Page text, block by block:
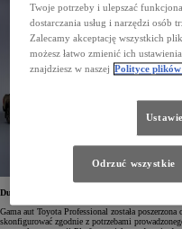
Duży van Toyota PROACE MAX
Gama aut Toyota Professional została
skonfigurować zgodnie z potrzebami
Twoje potrzeby i ulepszać
dostarczania usług i narzędzi osób
Zalecamy akceptację wszystkich
możesz łatwo zmienić ich
znajdziesz w naszej Polityce
Odrzuć wszystkie